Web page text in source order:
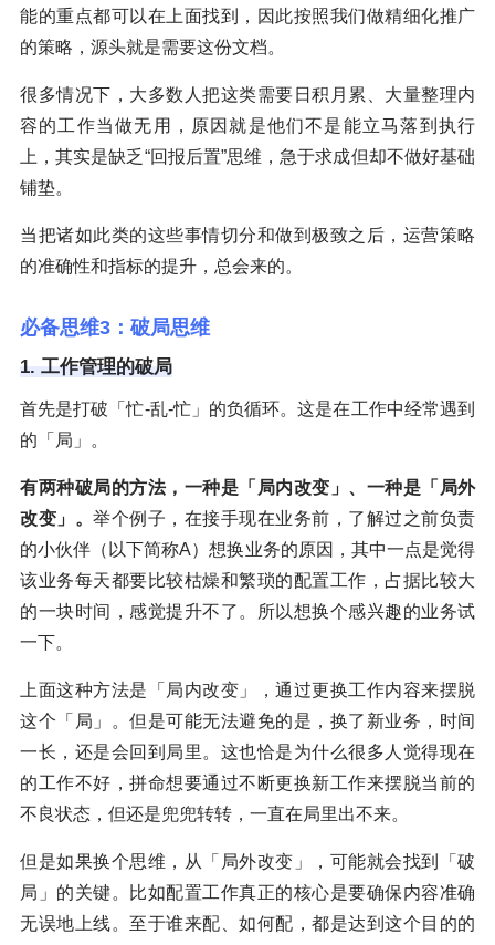
能的重点都可以在上面找到，因此按照我们做精细化推广
的策略，源头就是需要这份文档。
很多情况下，大多数人把这类需要日积月累、大量整理内
容的工作当做无用，原因就是他们不是能立马落到执行
上，其实是缺乏“回报后置”思维，急于求成但却不做好基础
铺垫。
当把诸如此类的这些事情切分和做到极致之后，运营策略
的准确性和指标的提升，总会来的。
必备思维3：破局思维
1. 工作管理的破局
首先是打破「忙-乱-忙」的负循环。这是在工作中经常遇到
的「局」。
有两种破局的方法，一种是「局内改变」、一种是「局外
改变」。 举个例子，在接手现在业务前，了解过之前负责
的小伙伴（以下简称A）想换业务的原因，其中一点是觉得
该业务每天都要比较枯燥和繁琐的配置工作，占据比较大
的一块时间，感觉提升不了。所以想换个感兴趣的业务试
一下。
上面这种方法是「局内改变」，通过更换工作内容来摆脱
这个「局」。但是可能无法避免的是，换了新业务，时间
一长，还是会回到局里。这也恰是为什么很多人觉得现在
的工作不好，拼命想要通过不断更换新工作来摆脱当前的
不良状态，但还是兜兜转转，一直在局里出不来。
但是如果换个思维，从「局外改变」，可能就会找到「破
局」的关键。比如配置工作真正的核心是要确保内容准确
无误地上线。至于谁来配、如何配，都是达到这个目的的